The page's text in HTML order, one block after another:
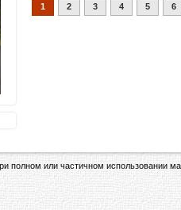
1 2 3 4 5 6
полном или частичном использовании